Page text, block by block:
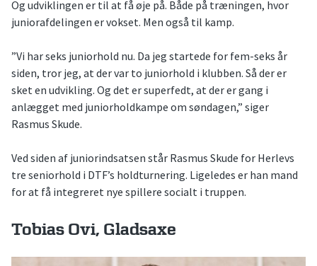
Og udviklingen er til at få øje på. Både på træningen, hvor
juniorafdelingen er vokset. Men også til kamp.
”Vi har seks juniorhold nu. Da jeg startede for fem-seks år
siden, tror jeg, at der var to juniorhold i klubben. Så der er
sket en udvikling. Og det er superfedt, at der er gang i
anlægget med juniorholdkampe om søndagen,” siger
Rasmus Skude.
Ved siden af juniorindsatsen står Rasmus Skude for Herlevs
tre seniorhold i DTF’s holdturnering. Ligeledes er han mand
for at få integreret nye spillere socialt i truppen.
Tobias Ovi, Gladsaxe